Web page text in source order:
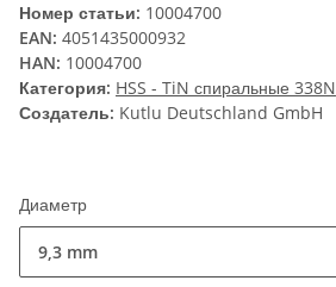
Номер статьи: 10004700
EAN: 4051435000932
HAN: 10004700
Категория: HSS - TiN спиральные 338N
Создатель: Kutlu Deutschland GmbH
Диаметр
9,3 mm